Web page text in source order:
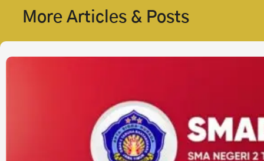
More Articles & Posts